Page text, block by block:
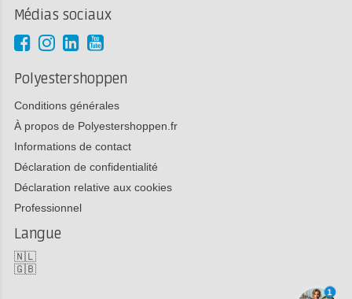
Médias sociaux
Polyestershoppen
Conditions générales
À propos de Polyestershoppen.fr
Informations de contact
Déclaration de confidentialité
Déclaration relative aux cookies
Professionnel
Langue
🇳🇱
🇬🇧
1